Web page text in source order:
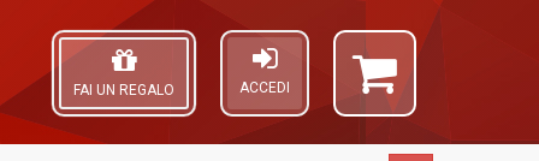
ACCEDI
FAI UN REGALO